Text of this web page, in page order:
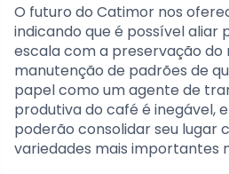
O futuro do Catimor nos
indicando que é possível aliar
escala com a preservação do
manutenção de padrões de
papel como um agente de
produtiva do café é inegável,
poderão consolidar seu lugar
variedades mais importantes